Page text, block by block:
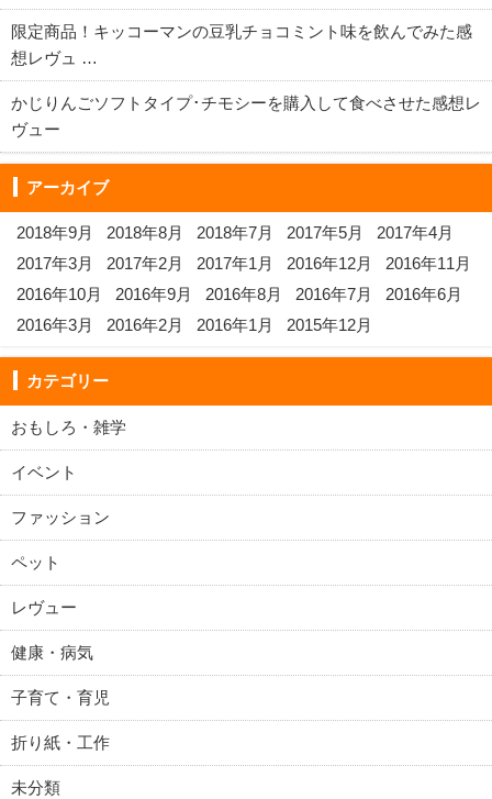
限定商品！キッコーマンの豆乳チョコミント味を飲んでみた感
想レヴュ …
かじりんごソフトタイプ･チモシーを購入して食べさせた感想レ
ヴュー
アーカイブ
2018年9月 2018年8月 2018年7月 2017年5月
2017年4月
2017年3月
2017年2月 2017年1月 2016年12月
2016年11月
2016年10月
2016年9月 2016年8月 2016年7月
2016年6月
2016年3月
2016年2月 2016年1月 2015年12月
カテゴリー
おもしろ・雑学
イベント
ファッション
ペット
レヴュー
健康・病気
子育て・育児
折り紙・工作
未分類